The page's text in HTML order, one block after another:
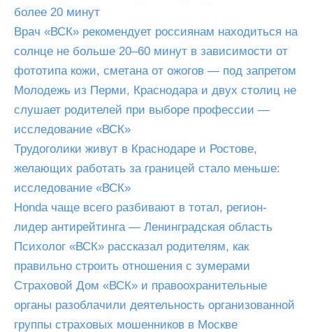
более 20 минут
Врач «ВСК» рекомендует россиянам находиться на
солнце не больше 20–60 минут в зависимости от
фототипа кожи, сметана от ожогов — под запретом
Молодежь из Перми, Краснодара и двух столиц не
слушает родителей при выборе профессии —
исследование «ВСК»
Трудоголики живут в Краснодаре и Ростове,
желающих работать за границей стало меньше:
исследование «ВСК»
Honda чаще всего разбивают в тотал, регион-
лидер антирейтинга — Ленинградская область
Психолог «ВСК» рассказал родителям, как
правильно строить отношения с зумерами
Страховой Дом «ВСК» и правоохранительные
органы разоблачили деятельность организованной
группы страховых мошенников в Москве